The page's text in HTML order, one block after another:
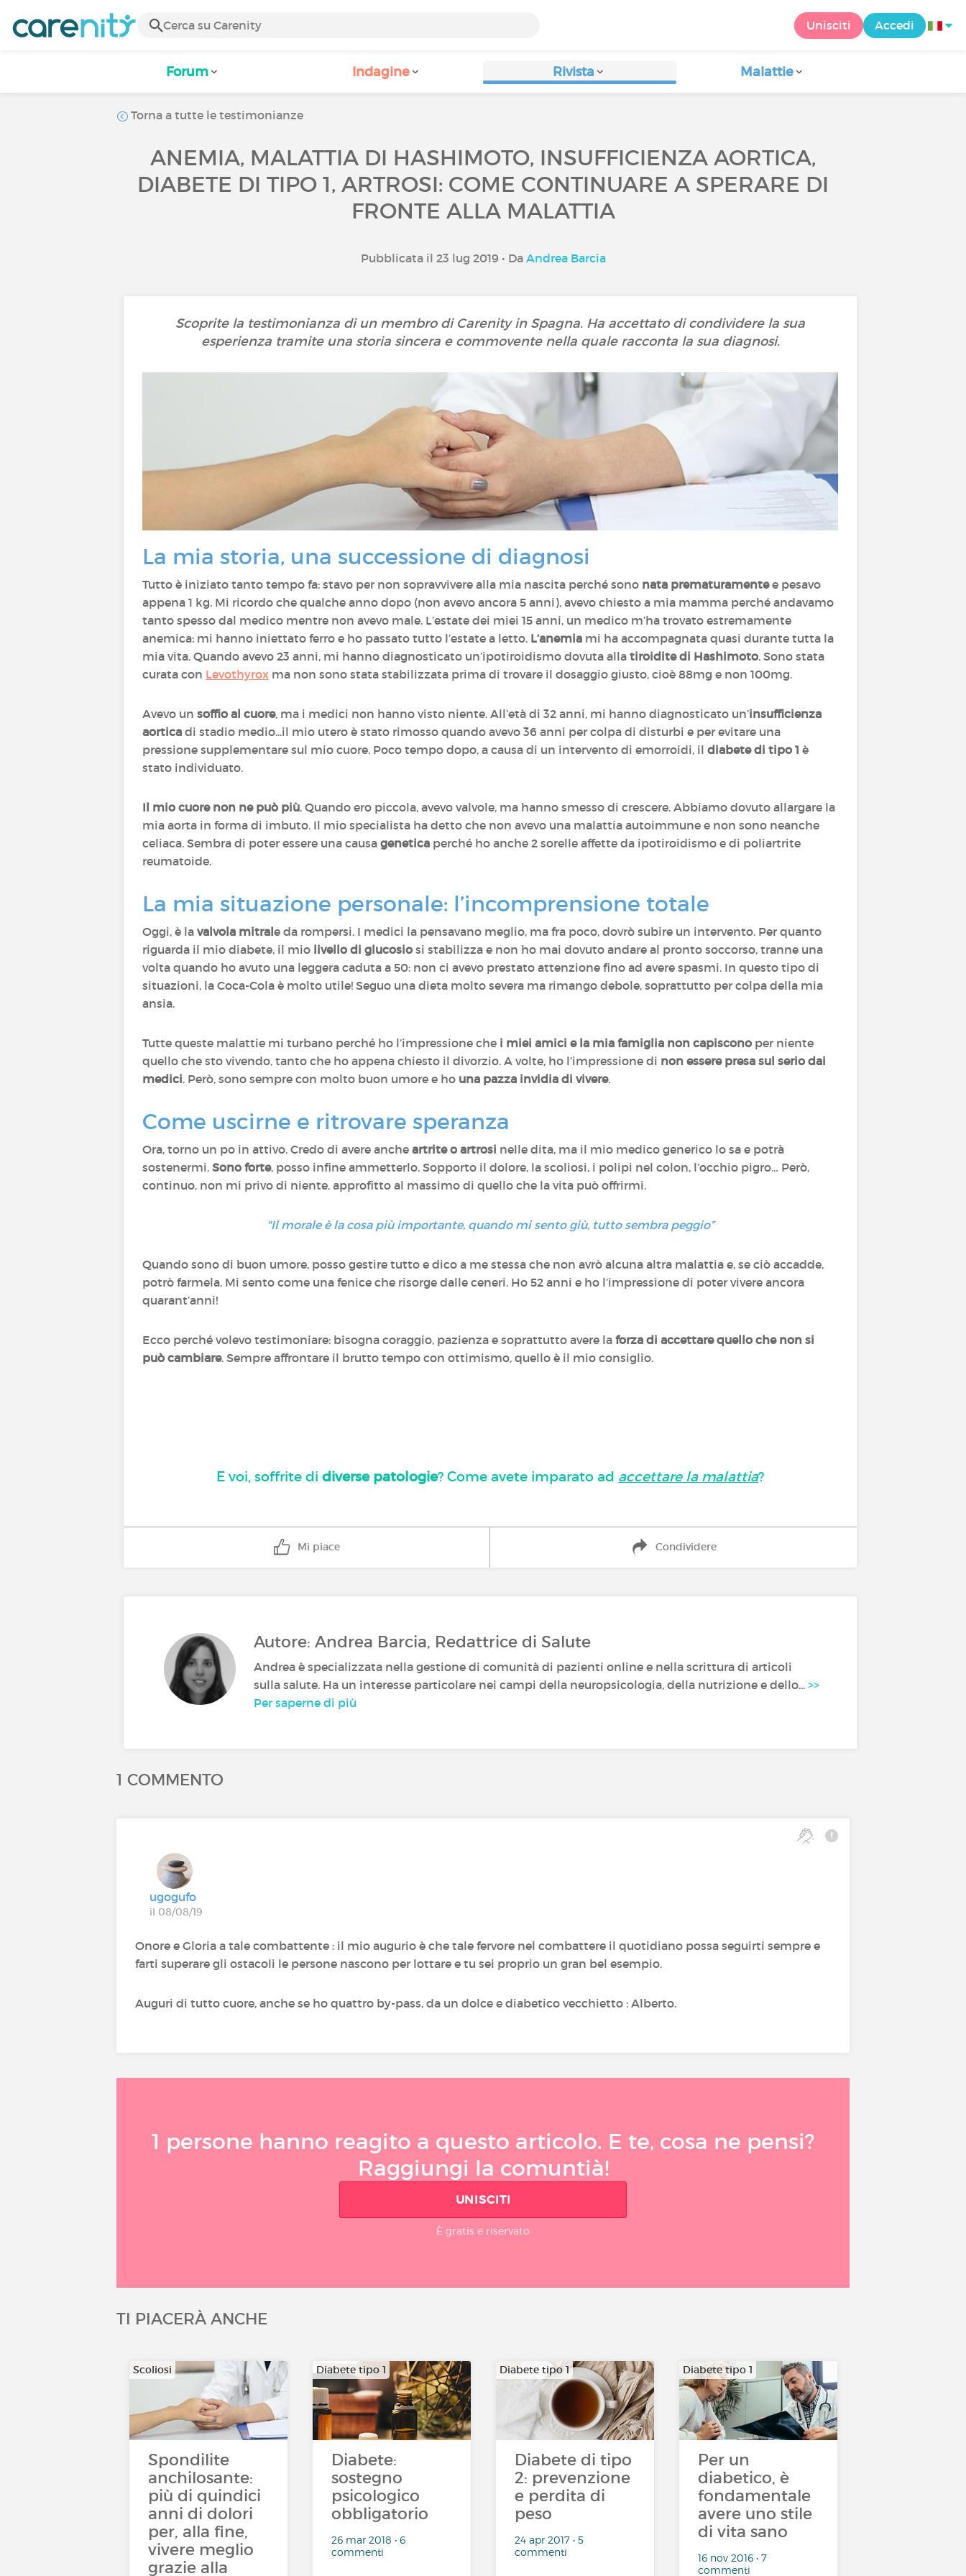
Unisciti Accedi
Forum Indagine Rivista Malattie
Torna a tutte le testimonianze
ANEMIA, MALATTIA DI HASHIMOTO, INSUFFICIENZA AORTICA,
DIABETE DI TIPO 1, ARTROSI: COME CONTINUARE A SPERARE DI
FRONTE ALLA MALATTIA
Pubblicata il 23 lug 2019 • Da Andrea Barcia
Scoprite la testimonianza di un membro di Carenity in Spagna. Ha accettato di condividere la sua
esperienza tramite una storia sincera e commovente nella quale racconta la sua diagnosi.
La mia storia, una successione di diagnosi
Tutto è iniziato tanto tempo fa: stavo per non sopravvivere alla mia nascita perché sono nata prematuramentee pesavo
appena 1 kg. Mi ricordo che qualche anno dopo (non avevo ancora 5 anni), avevo chiesto a mia mamma perché andavamo
tanto spesso dal medico mentre non avevo male. L’estate dei miei 15 anni, un medico m’ha trovato estremamente
anemica: mi hanno iniettato ferro e ho passato tutto l’estate a letto. L’anemia mi ha accompagnata quasi durante tutta la
mia vita. Quando avevo 23 anni, mi hanno diagnosticato un’ipotiroidismo dovuta alla tiroidite di Hashimoto. Sono stata
curata con Levothyrox ma non sono stata stabilizzata prima di trovare il dosaggio giusto, cioè 88mg e non 100mg.
Avevo un soffio al cuore, ma i medici non hanno visto niente. All’età di 32 anni, mi hanno diagnosticato un’insufficienza
aortica di stadio medio...il mio utero è stato rimosso quando avevo 36 anni per colpa di disturbi e per evitare una
pressione supplementare sul mio cuore. Poco tempo dopo, a causa di un intervento di emorroidi, il diabete di tipo 1 è
stato individuato.
Il mio cuore non ne può più. Quando ero piccola, avevo valvole, ma hanno smesso di crescere. Abbiamo dovuto allargare la
mia aorta in forma di imbuto. Il mio specialista ha detto che non avevo una malattia autoimmune e non sono neanche
celiaca. Sembra di poter essere una causa genetica perché ho anche 2 sorelle affette da ipotiroidismo e di poliartrite
reumatoide.
La mia situazione personale: l’incomprensione totale
Oggi, è la valvola mitrale da rompersi. I medici la pensavano meglio, ma fra poco, dovrò subire un intervento. Per quanto
riguarda il mio diabete, il mio livello di glucosio si stabilizza e non ho mai dovuto andare al pronto soccorso, tranne una
volta quando ho avuto una leggera caduta a 50: non ci avevo prestato attenzione fino ad avere spasmi. In questo tipo di
situazioni, la Coca-Cola è molto utile! Seguo una dieta molto severa ma rimango debole, soprattutto per colpa della mia
ansia.
Tutte queste malattie mi turbano perché ho l’impressione che i miei amici e la mia famiglia non capiscono per niente
quello che sto vivendo, tanto che ho appena chiesto il divorzio. A volte, ho l’impressione di non essere presa sul serio dai
medici. Però, sono sempre con molto buon umore e ho una pazza invidia di vivere.
Come uscirne e ritrovare speranza
Ora, torno un po in attivo. Credo di avere anche artrite o artrosi nelle dita, ma il mio medico generico lo sa e potrà
sostenermi. Sono forte, posso infine ammetterlo. Sopporto il dolore, la scoliosi, i polipi nel colon, l’occhio pigro… Però,
continuo, non mi privo di niente, approfitto al massimo di quello che la vita può offrirmi.
"Il morale è la cosa più importante, quando mi sento giù, tutto sembra peggio”
Quando sono di buon umore, posso gestire tutto e dico a me stessa che non avrò alcuna altra malattia e, se ciò accadde,
potrò farmela. Mi sento come una fenice che risorge dalle ceneri. Ho 52 anni e ho l’impressione di poter vivere ancora
quarant’anni!
Ecco perché volevo testimoniare: bisogna coraggio, pazienza e soprattutto avere la forza di accettare quello che non si
può cambiare. Sempre affrontare il brutto tempo con ottimismo, quello è il mio consiglio.
E voi, soffrite di diverse patologie? Come avete imparato ad accettare la malattia?
Mi piace Condividere
Autore: Andrea Barcia, Redattrice di Salute
Andrea è specializzata nella gestione di comunità di pazienti online e nella scrittura di articoli
sulla salute. Ha un interesse particolare nei campi della neuropsicologia, della nutrizione e dello... >>
Per saperne di più
1 COMMENTO
ugogufo
il 08/08/19
Onore e Gloria a tale combattente : il mio augurio è che tale fervore nel combattere il quotidiano possa seguirti sempre e
farti superare gli ostacoli le persone nascono per lottare e tu sei proprio un gran bel esempio.
Auguri di tutto cuore, anche se ho quattro by-pass, da un dolce e diabetico vecchietto : Alberto.
1 persone hanno reagito a questo articolo. E te, cosa ne pensi?
Raggiungi la comuntià!
UNISCITI
È gratis e riservato
TI PIACERÀ ANCHE
Scoliosi
Spondilite
anchilosante:
più di quindici
anni di dolori
per, alla fine,
vivere meglio
grazie alla
Diabete tipo 1
Diabete:
sostegno
psicologico
obbligatorio
26 mar 2018 • 6
commenti
Diabete tipo 1
Diabete di tipo
2: prevenzione
e perdita di
peso
24 apr 2017 • 5
commenti
Diabete tipo 1
Per un
diabetico, è
fondamentale
avere uno stile
di vita sano
16 nov 2016 • 7
commenti